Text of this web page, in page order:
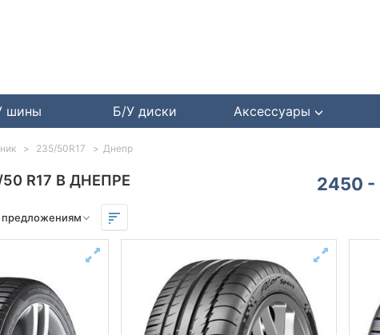
шины Б/У диски Аксессуары
R17 В ДНЕПРЕ 2450 -
235/50R17 Днепр